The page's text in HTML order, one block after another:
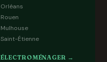
Orléans
Rouen
Mulhouse
Saint-Étienne
ÉLECTROMÉNAGER →